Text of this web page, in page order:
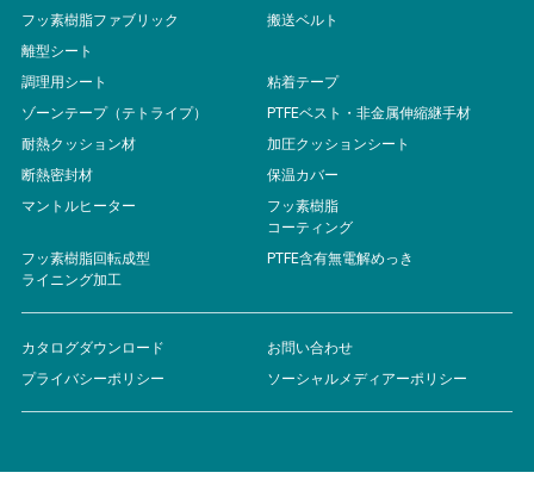
フッ素樹脂ファブリック
搬送ベルト
離型シート
調理用シート
粘着テープ
ゾーンテープ（テトライプ）
PTFEベスト・非金属伸縮継手材
耐熱クッション材
加圧クッションシート
断熱密封材
保温カバー
マントルヒーター
フッ素樹脂
コーティング
フッ素樹脂回転成型
ライニング加工
PTFE含有無電解めっき
カタログダウンロード
お問い合わせ
プライバシーポリシー
ソーシャルメディアーポリシー